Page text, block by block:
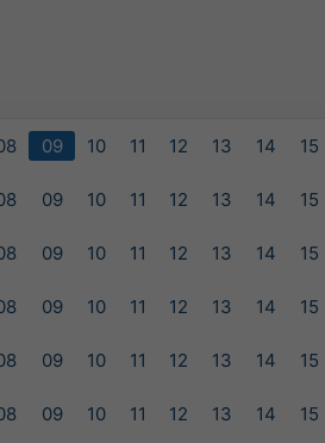
09 10 11 12 13 14 15
09 10 11 12 13 14 15
09 10 11 12 13 14 15
09 10 11 12 13 14 15
09 10 11 12 13 14 15
09 10 11 12 13 14 15